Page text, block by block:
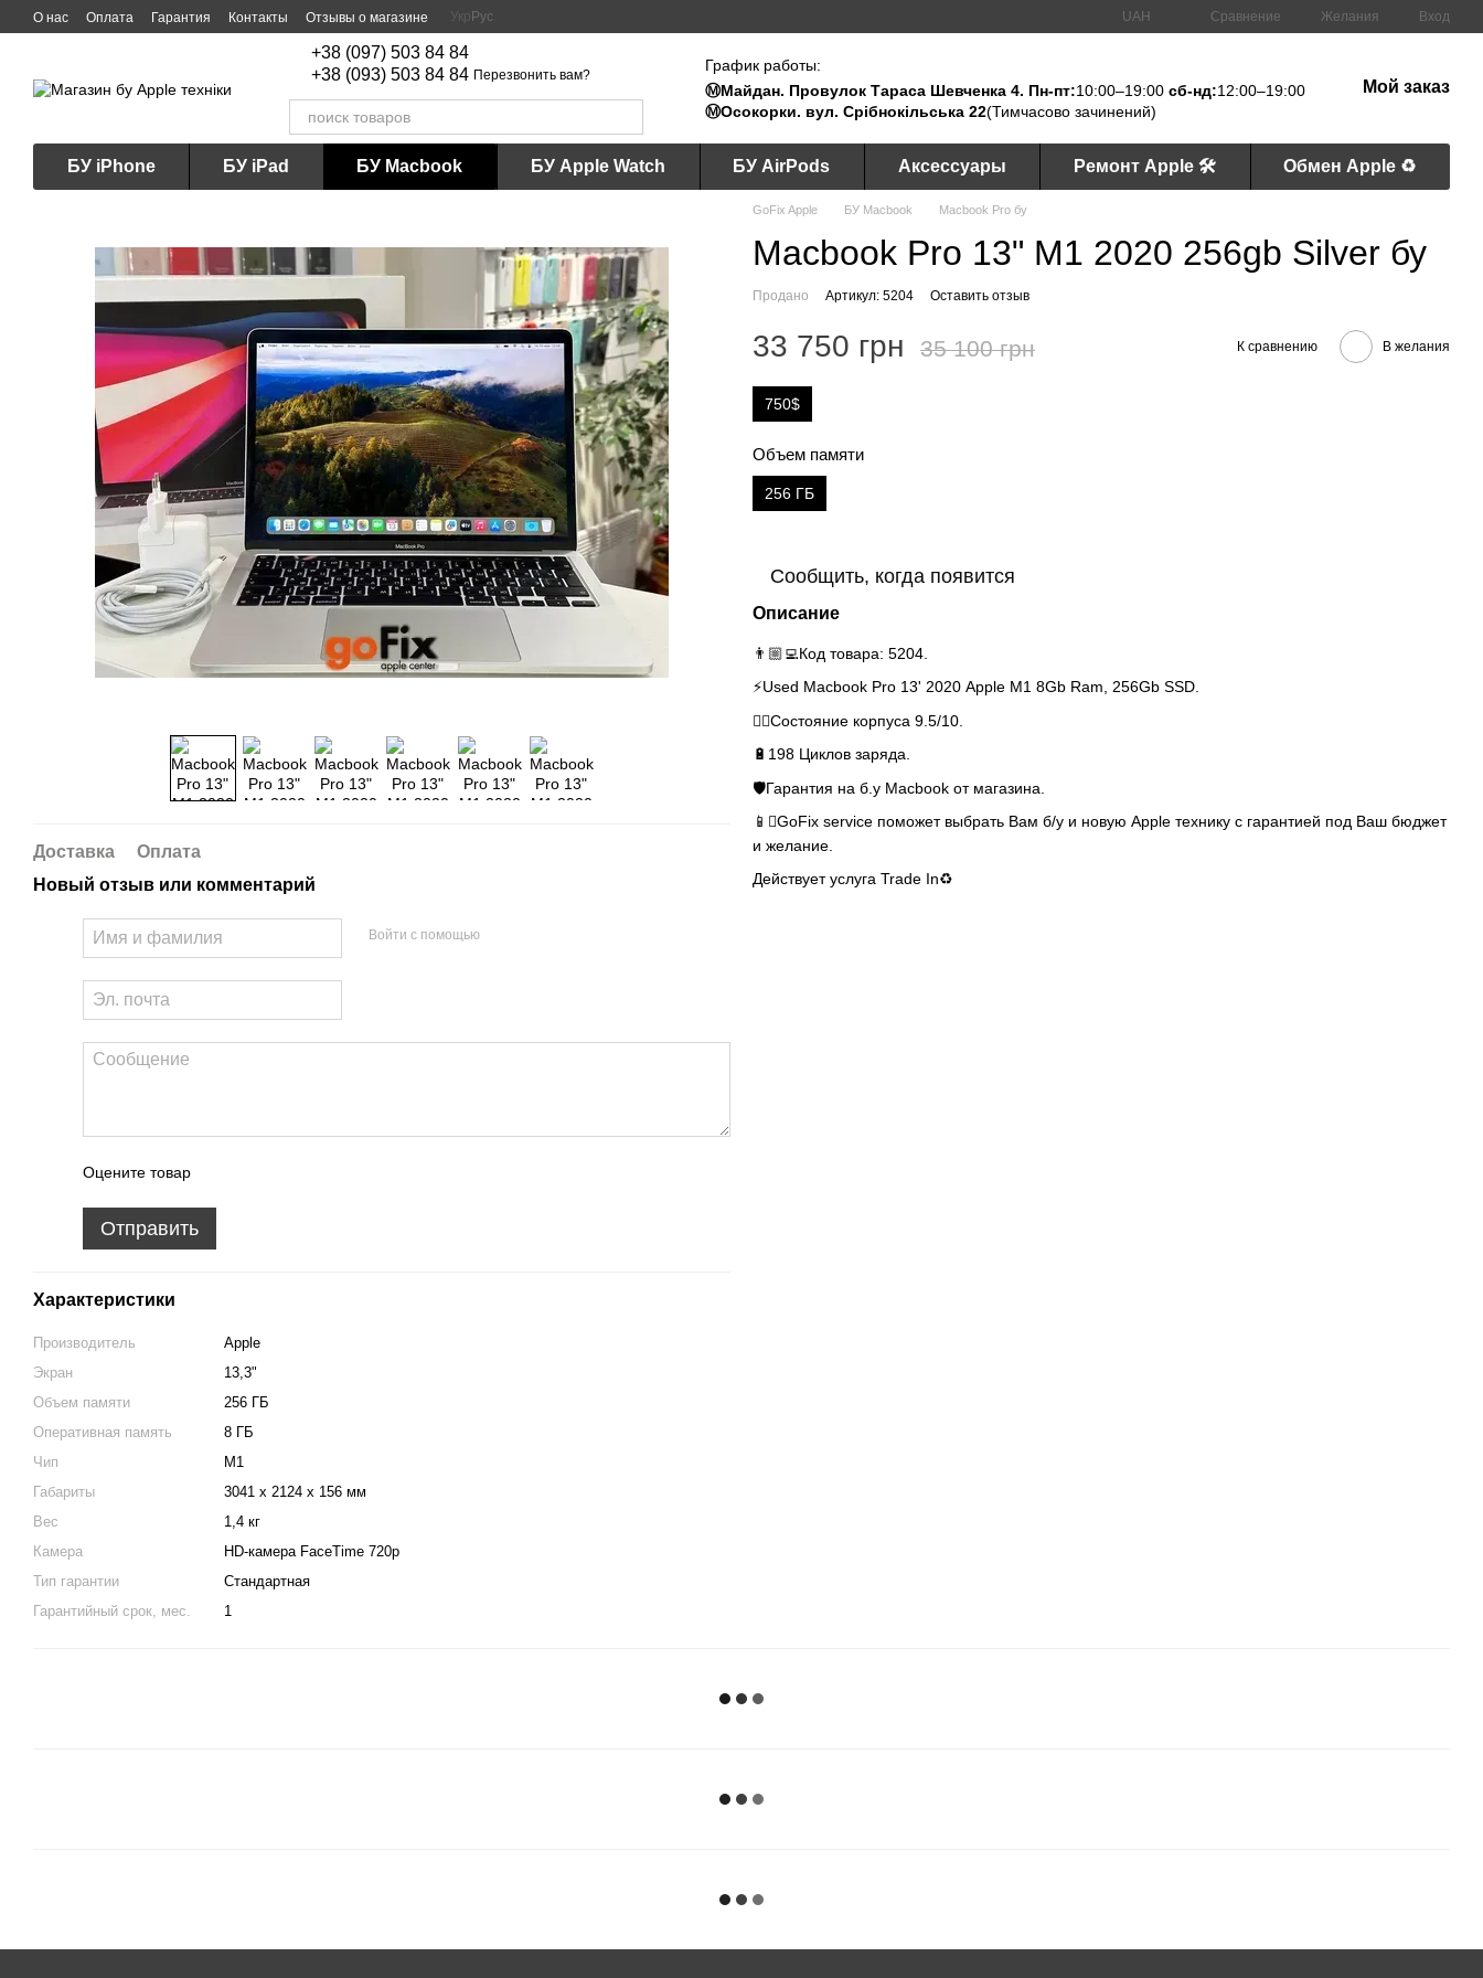
Перейти к основному контенту
О нас Оплата Гарантия Контакты Отзывы о магазине Укр Рус UAH Сравнение Желания Вход
+38 (097) 503 84 84
+38 (093) 503 84 84 Перезвонить вам?
График работы:
Ⓜ️Майдан. Провулок Тараса Шевченка 4. Пн-пт:10:00–19:00сб-нд:12:00–19:00
Ⓜ️Осокорки. вул. Срібнокільська 22(Тимчасово зачинений)
Мой заказ
БУ iPhone БУ iPad БУ Macbook БУ Apple Watch БУ AirPods Аксессуары Ремонт Apple 🛠 Обмен Apple ♻️
Доставка
Оплата
Новый отзыв или комментарий
Войти с помощью
Оцените товар
Отправить
Характеристики
Производитель
Apple
Экран
13,3"
Объем памяти
256 ГБ
Оперативная память
8 ГБ
Чип
M1
Габариты
3041 x 2124 x 156 мм
Вес
1,4 кг
Камера
HD-камера FaceTime 720p
Тип гарантии
Стандартная
Гарантийный срок, мес.
1
GoFix Apple БУ Macbook Macbook Pro бу
Macbook Pro 13" M1 2020 256gb Silver бу
Продано Артикул: 5204 Оставить отзыв
33 750 грн 35 100 грн К сравнению В желания
750$
Объем памяти
256 ГБ
Сообщить, когда появится
Описание
👨🏼‍💻Код товара: 5204.
⚡️Used Macbook Pro 13' 2020 Apple M1 8Gb Ram, 256Gb SSD.
👌🏻Состояние корпуса 9.5/10.
🔋198 Циклов заряда.
🛡Гарантия на б.у Macbook от магазина.
📱GoFix service поможет выбрать Вам б/у и новую Apple технику с гарантией под Ваш бюджет
и желание.
Действует услуга Trade In♻️